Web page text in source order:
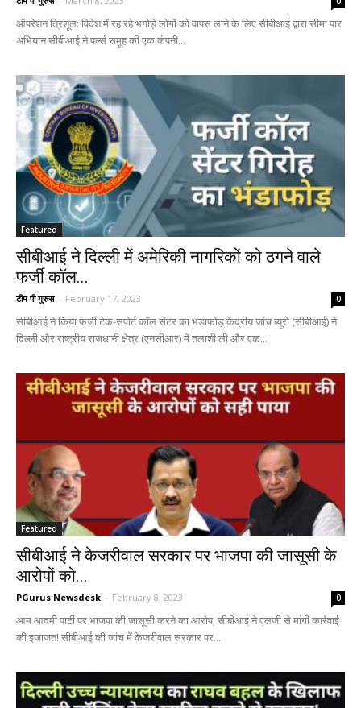
ऑपरेशन त्रिशूल: विदेश में रह रहे भगोड़े लोगों को वापस लाने के लिए सीबीआई द्वारा सीमा पार
अभियान सीबीआई ने पर्ल्स समूह की एक कंपनी...
Featured
सीबीआई ने दिल्ली में अमेरिकी नागरिकों को ठगने वाले
फर्जी कॉल...
टीम पी गुरुस - February 17, 2023 0
सीबीआई ने किया फर्जी टेक-सपोर्ट कॉल सेंटर का भंडाफोड़ केंद्रीय जांच ब्यूरो (सीबीआई) ने
दिल्ली और राष्ट्रीय राजधानी क्षेत्र (एनसीआर) में तलाशी ली और एक...
Featured
सीबीआई ने केजरीवाल सरकार पर भाजपा की जासूसी के
आरोपों को...
PGurus Newsdesk - February 8, 2023 0
आम आदमी पार्टी पर भाजपा की जासूसी करने का आरोप; सीबीआई ने एलजी से मांगी कार्रवाई
की इजाजत! सीबीआई की जांच में केजरीवाल सरकार पर...